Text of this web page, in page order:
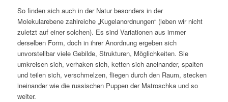
So finden sich auch in der Natur besonders in der
Molekularebene zahlreiche „Kugelanordnungen“ (leben wir nicht
zuletzt auf einer solchen). Es sind Variationen aus immer
derselben Form, doch in ihrer Anordnung ergeben sich
unvorstellbar viele Gebilde, Strukturen, Möglichkeiten. Sie
umkreisen sich, verhaken sich, ketten sich aneinander, spalten
und teilen sich, verschmelzen, fliegen durch den Raum, stecken
ineinander wie die russischen Puppen der Matroschka und so
weiter.